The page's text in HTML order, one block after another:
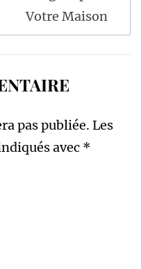
Votre Maison
pas publiée. Les
avec *